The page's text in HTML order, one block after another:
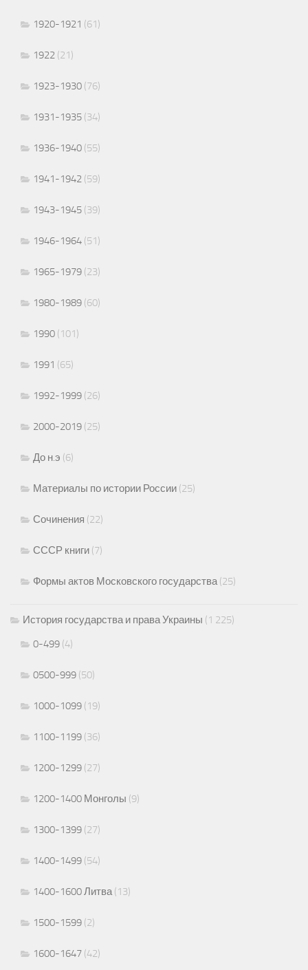
1920-1921 (61)
1922 (21)
1923-1930 (76)
1931-1935 (34)
1936-1940 (55)
1941-1942 (59)
1943-1945 (39)
1946-1964 (51)
1965-1979 (23)
1980-1989 (60)
1990 (101)
1991 (65)
1992-1999 (26)
2000-2019 (25)
До н.э (6)
Материалы по истории России (25)
Сочинения (22)
СССР книги (7)
Формы актов Московского государства(25)
История государства и права Украины (1 225)
0-499 (4)
0500-999 (50)
1000-1099 (19)
1100-1199 (36)
1200-1299 (27)
1200-1400 Монголы (9)
1300-1399 (27)
1400-1499 (54)
1400-1600 Литва(13)
1500-1599 (2)
1600-1647 (42)